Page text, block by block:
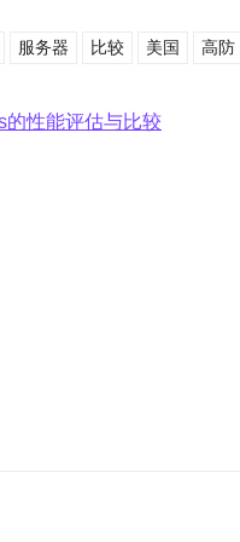
服务器 比较 美国 高防
的性能评估与比较